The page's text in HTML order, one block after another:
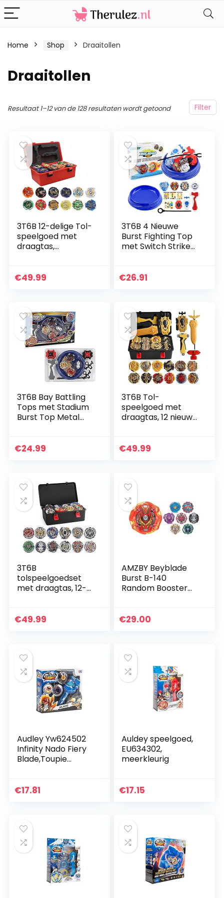
Home Shop Draaitollen
Draaitollen
Filter
Resultaat 1–12 van de 128 resultaten wordt getoond
3T6B 12-delige Tol-
speelgoed met
draagtas,
turbolanceerset,
€49.99
3T6B 4 Nieuwe
Burst Fighting Top
met Switch Strike
€26.91
3T6B Bay Battling
Tops met Stadium
Burst Top Metal
Launchers en
€24.99
3T6B Tol-
speelgoed met
draagtas, 12 nieuwe
Launcher, Gyro
€49.99
3T6B
tolspeelgoedset
met draagtas, 12-
turbolanceerset,
€49.99
AMZBY Beyblade
Burst B-140
Random Booster
€29.00
Audley Yw624502
Infinity Nado Fiery
Blade,Toupie
€17.81
Auldey speelgoed,
EU634302,
meerkleurig
€17.15